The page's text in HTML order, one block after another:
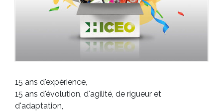
15 ans d'expérience,
15 ans d'évolution, d'agilité, de rigueur et
d'adaptation,